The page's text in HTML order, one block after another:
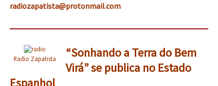
radiozapatista@protonmail.com
Radio Zapatista
“Sonhando a Terra do Bem
Virá” se publica no Estado
Espanhol